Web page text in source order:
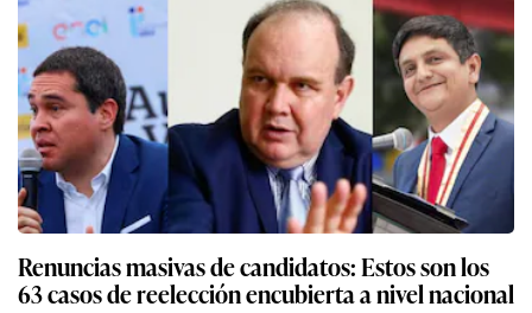
Renuncias masivas de candidatos: Estos son los
63 casos de reelección encubierta a nivel nacional